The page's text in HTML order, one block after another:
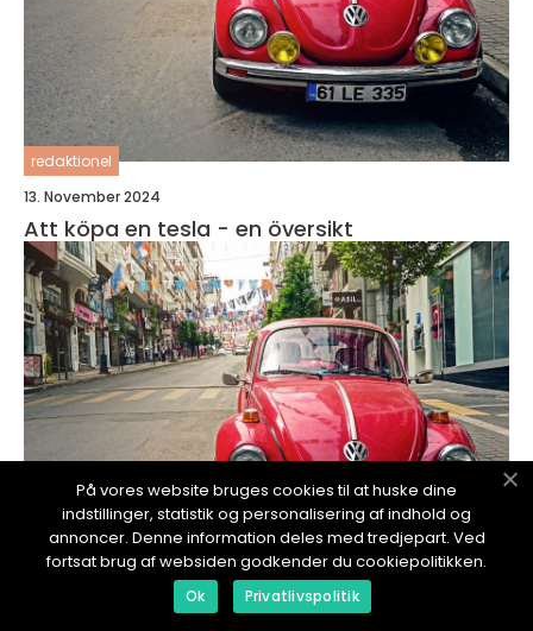
redaktionel
13. November 2024
Att köpa en tesla - en översikt
På vores website bruges cookies til at huske dine
indstillinger, statistik og personalisering af indhold og
annoncer. Denne information deles med tredjepart. Ved
fortsat brug af websiden godkender du cookiepolitikken.
Ok Privatlivspolitik